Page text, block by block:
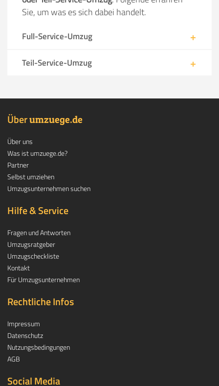
Sie, um was es sich dabei handelt.
Full-Service-Umzug
Teil-Service-Umzug
Überumzuege.de
Über uns
Was ist umzuege.de?
Partner
Selbst umziehen
Umzugsunternehmen suchen
Hilfe & Service
Fragen und Antworten
Umzugsratgeber
Umzugscheckliste
Kontakt
Für Umzugsunternehmen
Rechtliche Infos
Impressum
Datenschutz
Nutzungsbedingungen
AGB
Social Media